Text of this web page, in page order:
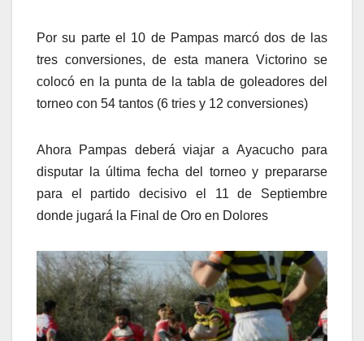
Por su parte el 10 de Pampas marcó dos de las
tres conversiones, de esta manera Victorino se
colocó en la punta de la tabla de goleadores del
torneo con 54 tantos (6 tries y 12 conversiones)
Ahora Pampas deberá viajar a Ayacucho para
disputar la última fecha del torneo y prepararse
para el partido decisivo el 11 de Septiembre
donde jugará la Final de Oro en Dolores